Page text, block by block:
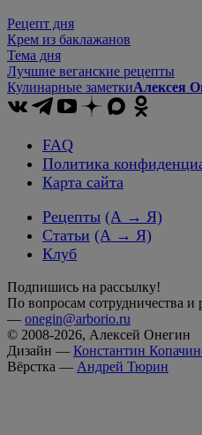
Рецепт дня
Крем из баклажанов
Тема дня
Лучшие веганские рецепты
Кулинарные заметкиАлексея
FAQ
Политика
Карта сайта
Рецепты (А → Я)
Статьи (А → Я)
Клуб
Подпишись на рассылку!
По вопросам сотрудничества
— onegin@arborio.ru
© 2008-2026, Алексей Онегин
Дизайн — Константин
Вёрстка — Андрей Тюрин